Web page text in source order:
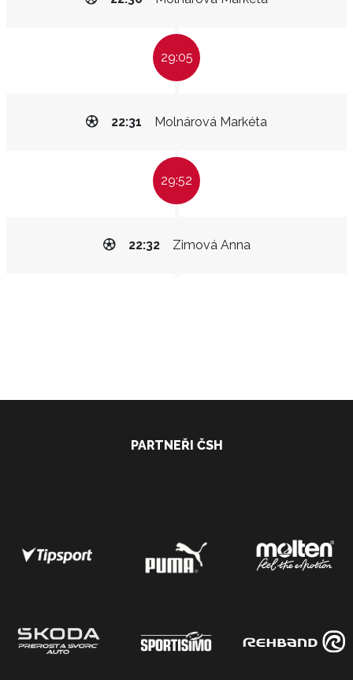
29:05
Molnárová Markéta
22:31
29:52
Zimová Anna
22:32
PARTNEŘI ČSH